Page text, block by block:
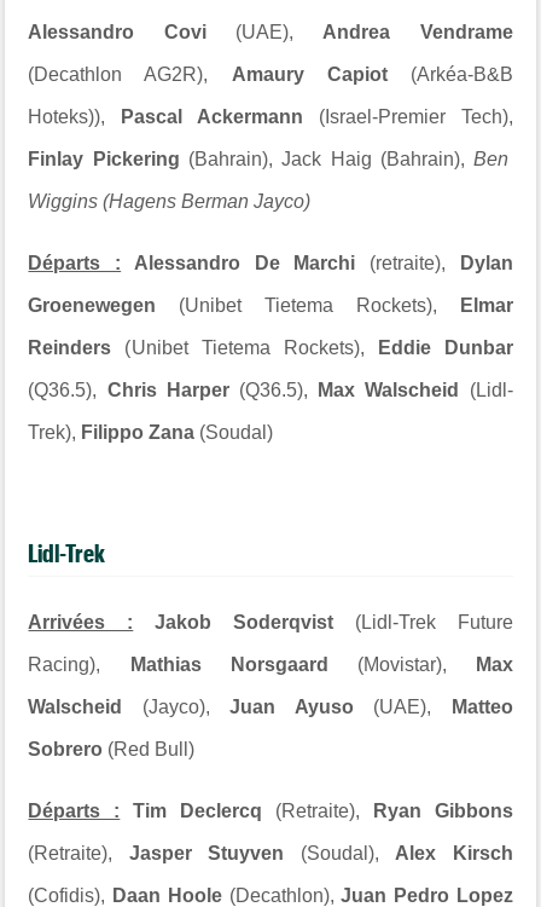
Alessandro Covi(UAE), Andrea Vendrame
(Decathlon AG2R), Amaury Capiot(Arkéa-B&B
Hoteks)), Pascal Ackermann (Israel-Premier Tech),
Finlay Pickering (Bahrain), Jack Haig (Bahrain),Ben
Wiggins (Hagens Berman Jayco)
Départs : Alessandro De Marchi (retraite), Dylan
Groenewegen (Unibet Tietema Rockets), Elmar
Reinders (Unibet Tietema Rockets), Eddie Dunbar
(Q36.5), Chris Harper(Q36.5), Max Walscheid (Lidl-
Trek), Filippo Zana (Soudal)
Lidl-Trek
Arrivées : Jakob Soderqvist(Lidl-Trek Future
Racing), Mathias Norsgaard (Movistar), Max
Walscheid (Jayco),Juan Ayuso (UAE), Matteo
Sobrero (Red Bull)
Départs : Tim Declercq (Retraite), Ryan Gibbons
(Retraite), Jasper Stuyven (Soudal), Alex Kirsch
(Cofidis), Daan Hoole(Decathlon),Juan Pedro Lopez